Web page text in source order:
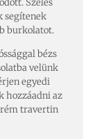
segítenek
burkolatot.
bézs
velünk
egyedi
hozzáadni az
travertin